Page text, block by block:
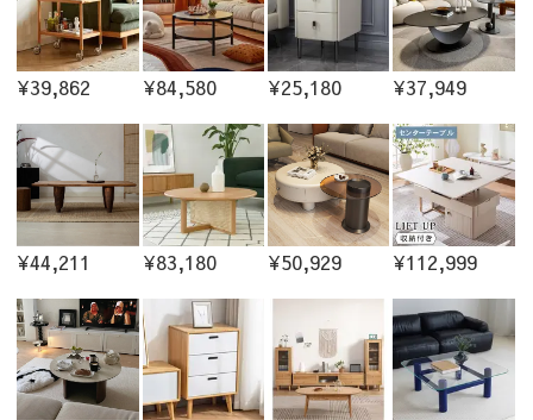
¥39,862 ¥84,580 ¥25,180 ¥37,949
¥44,211 ¥83,180 ¥50,929 ¥112,999